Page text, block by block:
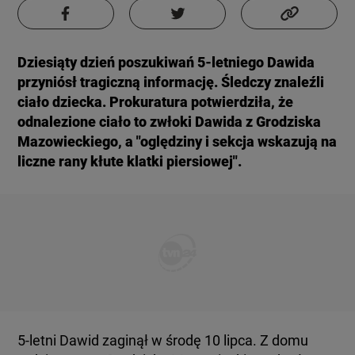
KUJAWSKO-POMORSKIE
LUBLIN
LUBUSKIE
OLSZTYN
TOTERAZ
OPINIE
ATAK ROSJI NA UKRAINĘ
SZKŁO KONTAKTOWE
Dziesiąty dzień poszukiwań 5-letniego Dawida
przyniósł tragiczną informację. Śledczy znaleźli
ciało dziecka. Prokuratura potwierdziła, że
odnalezione ciało to zwłoki Dawida z Grodziska
Mazowieckiego, a "oględziny i sekcja wskazują na
liczne rany kłute klatki piersiowej".
5-letni Dawid zaginął w środę 10 lipca. Z domu